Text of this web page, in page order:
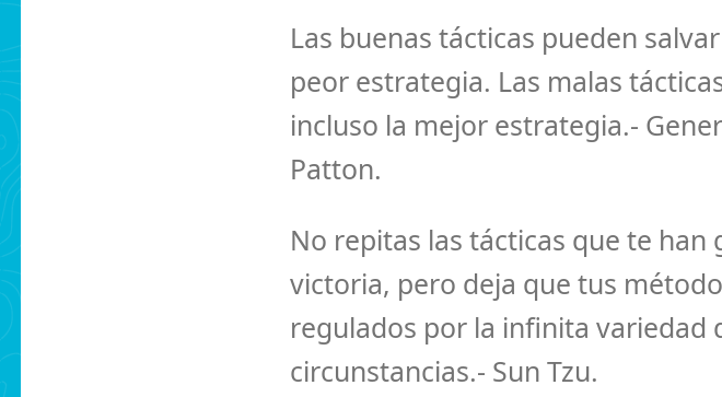
Las buenas tácticas pueden
peor estrategia. Las malas
incluso la mejor estrategia.-
Patton.
No repitas las tácticas que te han
victoria, pero deja que tus
regulados por la infinita variedad
circunstancias.- Sun Tzu.